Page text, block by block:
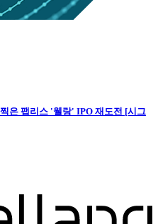
은 팹리스 '웰랑' IPO 재도전 [시그